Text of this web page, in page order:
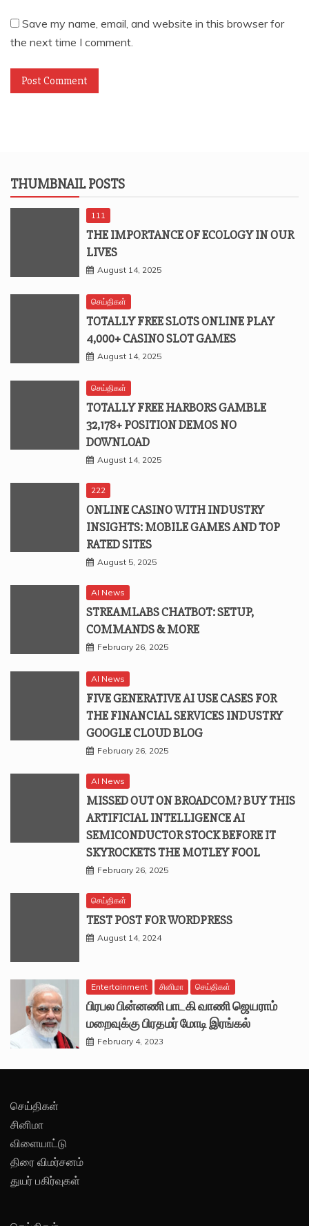
Save my name, email, and website in this browser for
the next time I comment.
THUMBNAIL POSTS
111
THE IMPORTANCE OF ECOLOGY IN OUR
LIVES
August 14, 2025
செய்திகள்
TOTALLY FREE SLOTS ONLINE PLAY
4,000+ CASINO SLOT GAMES
August 14, 2025
செய்திகள்
TOTALLY FREE HARBORS GAMBLE
32,178+ POSITION DEMOS NO
DOWNLOAD
August 14, 2025
222
ONLINE CASINO WITH INDUSTRY
INSIGHTS: MOBILE GAMES AND TOP
RATED SITES
August 5, 2025
AI News
STREAMLABS CHATBOT: SETUP,
COMMANDS & MORE
February 26, 2025
AI News
FIVE GENERATIVE AI USE CASES FOR
THE FINANCIAL SERVICES INDUSTRY
GOOGLE CLOUD BLOG
February 26, 2025
AI News
MISSED OUT ON BROADCOM? BUY THIS
ARTIFICIAL INTELLIGENCE AI
SEMICONDUCTOR STOCK BEFORE IT
SKYROCKETS THE MOTLEY FOOL
February 26, 2025
செய்திகள்
TEST POST FOR WORDPRESS
August 14, 2024
Entertainment சினிமா செய்திகள்
பிரபல பின்னணி பாடகி வாணி ஜெயராம்
மறைவுக்கு பிரதமர் மோடி இரங்கல்
February 4, 2023
செய்திகள்
சினிமா
விளையாட்டு
திரை விமர்சனம்
துயர் பகிர்வுகள்